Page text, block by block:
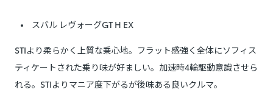
スバル レヴォーグGT H EX
STIより柔らかく上質な乗心地。フラット感強く全体にソフィス
ティケートされた乗り味が好ましい。加速時4輪駆動意識させら
れる。STIよりマニア度下がるが後味ある良いクルマ。